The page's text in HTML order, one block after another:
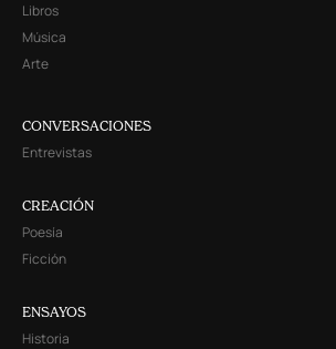
Libros
Música
Arte
CONVERSACIONES
Entrevistas
CREACIÓN
Poesía
Ficción
ENSAYOS
Historia